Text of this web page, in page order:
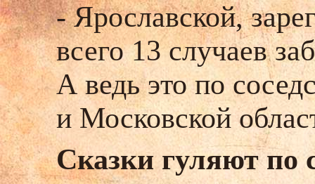
- Ярославской,
всего 13 случаев
А ведь это по
и Московской
Сказки гуляют по